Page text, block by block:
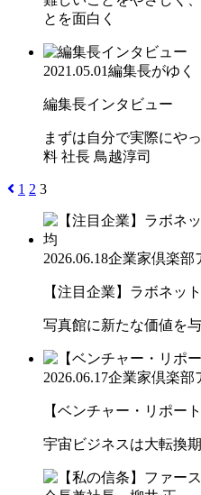
とを面白く
2021.05.01編集長がゆく
編集長インタビュー
まずは自分で実際にや
料 社長 鳥越淳司
1 2 3
2026.06.18企業家倶楽部
【注目企業】ラボネッ
写真館に新たな価値を
2026.06.17企業家倶楽部
【ベンチャー・リポー
宇宙ビジネスは大転換